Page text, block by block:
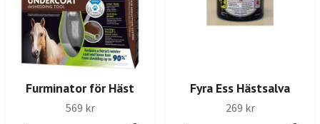
Furminator för Häst
569 kr
Fyra Ess Hästsalva
269 kr